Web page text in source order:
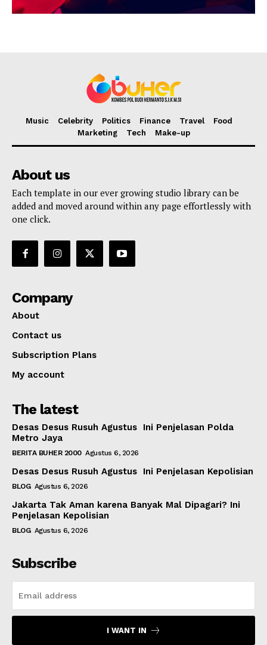
Music Celebrity Politics Finance Travel
Food
Marketing
Tech Make-up
About us
Each template in our ever growing studio library can be
added and moved around within any page effortlessly with
one click.
Company
About
Contact us
Subscription Plans
My account
The latest
Desas Desus Rusuh Agustus Ini Penjelasan Polda
Metro Jaya
BERITA BUHER 2000 Agustus 6, 2026
Desas Desus Rusuh Agustus Ini Penjelasan Kepolisian
BLOG Agustus 6, 2026
Jakarta Tak Aman karena Banyak Mal Dipagari? Ini
Penjelasan Kepolisian
BLOG Agustus 6, 2026
Subscribe
I WANT IN